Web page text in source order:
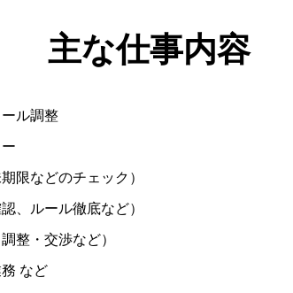
主な仕事内容
ル調整
限などのチェック）
、ルール徹底など）
整・交渉など）
など